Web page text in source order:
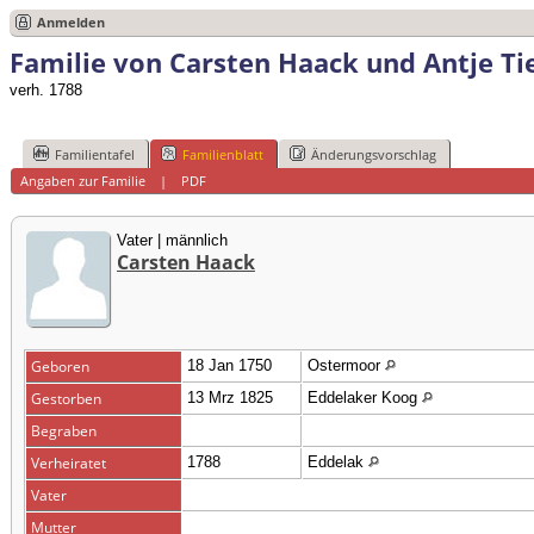
Anmelden
Familie von Carsten Haack und Antje
verh. 1788
Familientafel Familienblatt
Änderungsvorschlag
Angaben zur Familie| PDF
Vater | männlich
Carsten Haack
Geboren 18 Jan 1750 Ostermoor
Gestorben 13 Mrz 1825 Eddelaker Koog
Begraben
Verheiratet
1788 Eddelak
Vater
Mutter